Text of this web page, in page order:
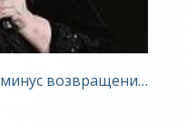
возвращения